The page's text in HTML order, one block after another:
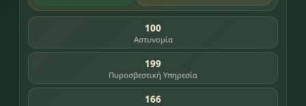
100
Αστυνομία
199
Πυροσβεστική Υπηρεσία
166